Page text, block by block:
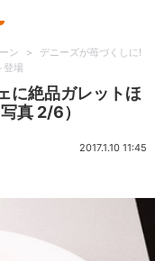
ン >
デニーズが苺づくしに!
登場
に絶品ガレットほ
真 2/6）
2017.1.10 11:45